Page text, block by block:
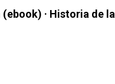
· Historia de la